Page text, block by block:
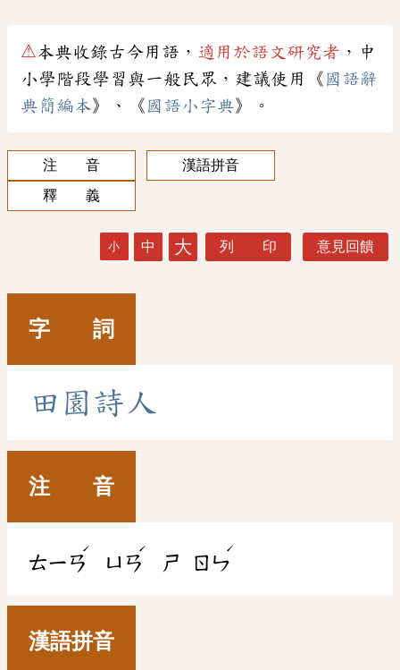
⚠本典收錄古今用語， 適用於語文研究者 ，中
小學階段學習與一般民眾，建議使用《 國語辭
典簡編本》、《 國語小字典》。
注 音
漢語拼音
釋 義
小 中 大 列 印 意見回饋
字 詞
田 園詩 人
注 音
ㄊㄧㄢ
ˊ
ㄩㄢ
ˊ
ㄕ ㄖㄣ
ˊ
漢語拼音